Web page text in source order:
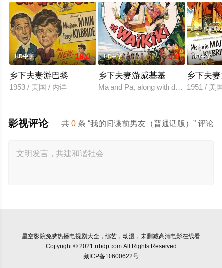
HD中字 10.0
乡下夫妻游巴黎
1953 / 美国 / 内详
HD中字 5.0
乡下夫妻游威基基
Ma and Pa, along with daughter
HD中字
乡下夫
1951 / 美
共0 条 “我的间谍前男友（普通话版）” 评论
影视评论
星空影院免费热播电视剧大全，综艺，动漫，未删减高清电影在线看
Copyright © 2021 rrbdp.com All Rights Reserved
藏ICP备10600622号